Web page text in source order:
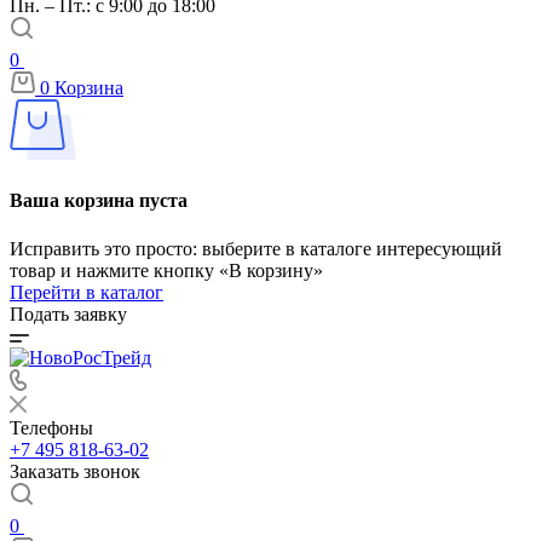
Пн. – Пт.: с 9:00 до 18:00
0
0 Корзина
Ваша корзина пуста
Исправить это просто: выберите в каталоге интересующий
товар и нажмите кнопку «В корзину»
Перейти в каталог
Подать заявку
Телефоны
+7 495 818-63-02
Заказать звонок
0